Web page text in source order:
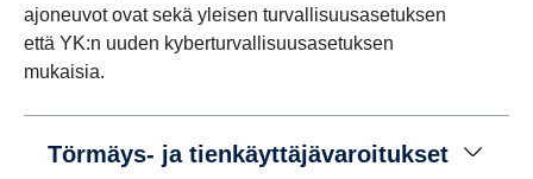
ajoneuvot ovat sekä yleisen turvallisuusasetuksen
että YK:n uuden kyberturvallisuusasetuksen
mukaisia.
Törmäys- ja tienkäyttäjävaroitukset